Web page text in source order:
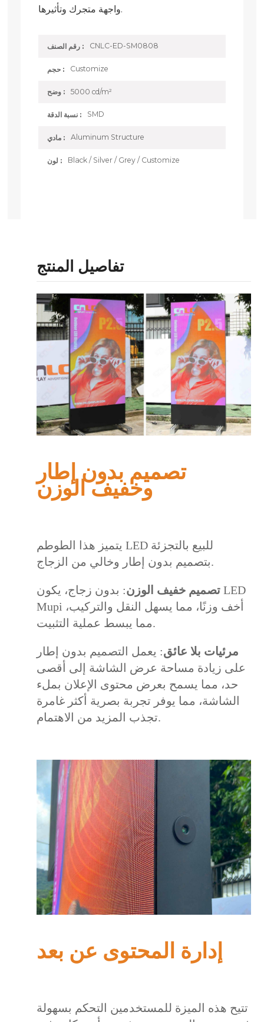
واجهة متجرك وتأثيرها.
رقم الصنف : CNLC-ED-SM0808
حجم : Customize
وضح : 5000 cd/m²
نسبة الدقة : SMD
مادي : Aluminum Structure
لون : Black / Silver / Grey / Customize
تفاصيل المنتج
تصميم بدون إطار
وخفيف الوزن
يتميز هذا الطوطم LED للبيع بالتجزئة
بتصميم بدون إطار وخالي من الزجاج.
تصميم خفيف الوزن: بدون زجاج، يكون LED
Mupi أخف وزنًا، مما يسهل النقل والتركيب،
مما يبسط عملية التثبيت.
مرئيات بلا عائق: يعمل التصميم بدون إطار
على زيادة مساحة عرض الشاشة إلى أقصى
حد، مما يسمح بعرض محتوى الإعلان بملء
الشاشة، مما يوفر تجربة بصرية أكثر غامرة
تجذب المزيد من الاهتمام.
إدارة المحتوى عن بعد
تتيح هذه الميزة للمستخدمين التحكم بسهولة